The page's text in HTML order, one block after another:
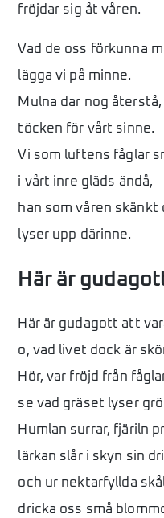
fröjdar sig åt våren.
Vad de oss förkunna
lägga vi på minne.
Mulna dar nog återstå,
töcken för vårt sinne.
Vi som luftens fåglar
i vårt inre gläds ändå,
han som våren skänkt
lyser upp därinne.
Här är
Här är gudagott att
o, vad livet dock är
Hör, var fröjd från
se vad gräset lyser
Humlan surrar, fjäriln
lärkan slår i skyn sin
och ur nektarfyllda
dricka oss små